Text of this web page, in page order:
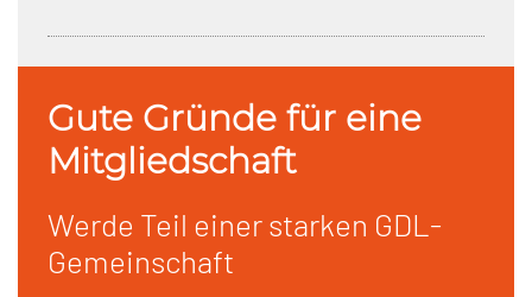
Gute Gründe für eine
Mitgliedschaft
Werde Teil einer starken GDL-
Gemeinschaft